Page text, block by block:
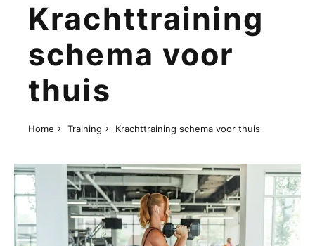
Krachttraining
schema voor
thuis
Home Training Krachttraining schema voor thuis